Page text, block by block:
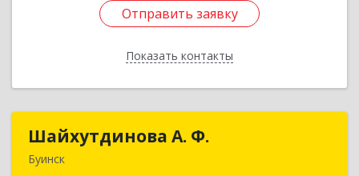
Отправить заявку
Показать контакты
Отправить заявку
Назад
Шайхутдинова А. Ф.
Буинск
Шайхутдинова А. Ф.